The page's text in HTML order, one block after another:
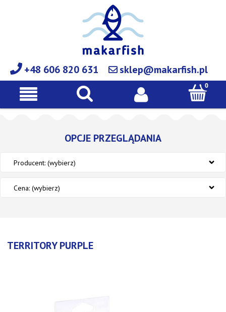
+48 606 820 631 sklep@makarfish.pl
OPCJE PRZEGLĄDANIA
Producent: (wybierz)
Cena: (wybierz)
TERRITORY PURPLE